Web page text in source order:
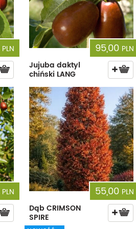
PLN
95,00 PLN
Jujuba daktyl
chiński LANG
PLN
55,00 PLN
Dąb CRIMSON
SPIRE